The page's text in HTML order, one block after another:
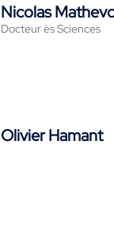
Nicolas
Docteur ès Sciences
Olivier Hamant